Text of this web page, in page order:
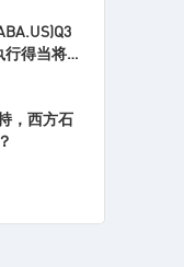
得当将释
，西方石